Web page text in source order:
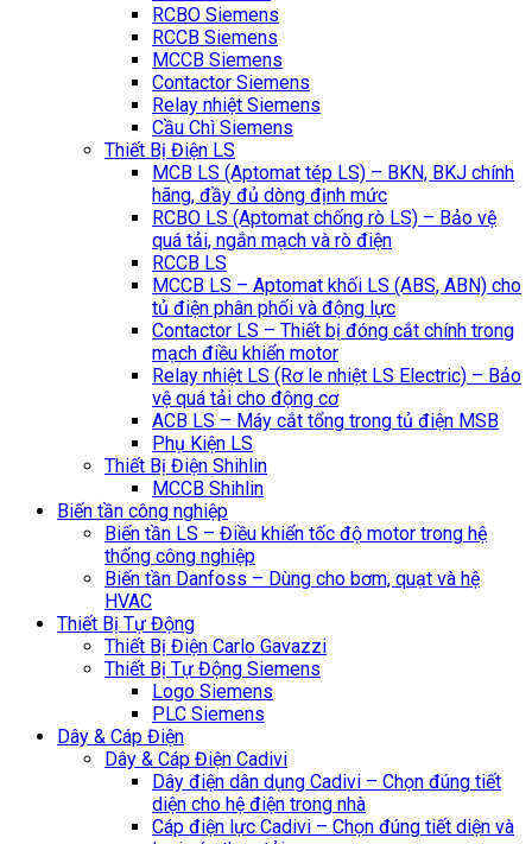
RCBO Siemens
RCCB Siemens
MCCB Siemens
Contactor Siemens
Relay nhiệt Siemens
Cầu Chì Siemens
Thiết Bị Điện LS
MCB LS (Aptomat tép LS) – BKN, BKJ chính
hãng, đầy đủ dòng định mức
RCBO LS (Aptomat chống rò LS) – Bảo vệ
quá tải, ngắn mạch và rò điện
RCCB LS
MCCB LS – Aptomat khối LS (ABS, ABN) cho
tủ điện phân phối và động lực
Contactor LS – Thiết bị đóng cắt chính trong
mạch điều khiển motor
Relay nhiệt LS (Rơ le nhiệt LS Electric) – Bảo
vệ quá tải cho động cơ
ACB LS – Máy cắt tổng trong tủ điện MSB
Phụ Kiện LS
Thiết Bị Điện Shihlin
MCCB Shihlin
Biến tần công nghiệp
Biến tần LS – Điều khiển tốc độ motor trong hệ
thống công nghiệp
Biến tần Danfoss – Dùng cho bơm, quạt và hệ
HVAC
Thiết Bị Tự Động
Thiết Bị Điện Carlo Gavazzi
Thiết Bị Tự Động Siemens
Logo Siemens
PLC Siemens
Dây & Cáp Điện
Dây & Cáp Điện Cadivi
Dây điện dân dụng Cadivi – Chọn đúng tiết
diện cho hệ điện trong nhà
Cáp điện lực Cadivi – Chọn đúng tiết diện và